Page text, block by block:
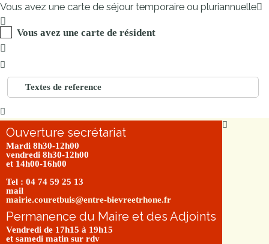
Vous avez une carte de séjour temporaire ou pluriannuelle
Vous avez une carte de résident
Textes de reference
Ouverture secrétariat
Mardi 8h30-12h00
vendredi 8h30-12h00
et 14h00-16h00
Tel : 04 74 59 25 13
mail
mairie.couretbuis@entre-bievreetrhone.fr
Permanence du Maire et des Adjoints
Vendredi de 17h15 à 19h15
et samedi matin sur rdv